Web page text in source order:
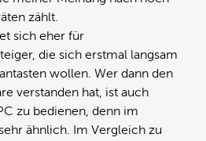
zählt.
sich eher für
die sich erstmal langsam
wollen. Wer dann den
verstanden hat, ist auch
zu bedienen, denn im
ähnlich. Im Vergleich zu